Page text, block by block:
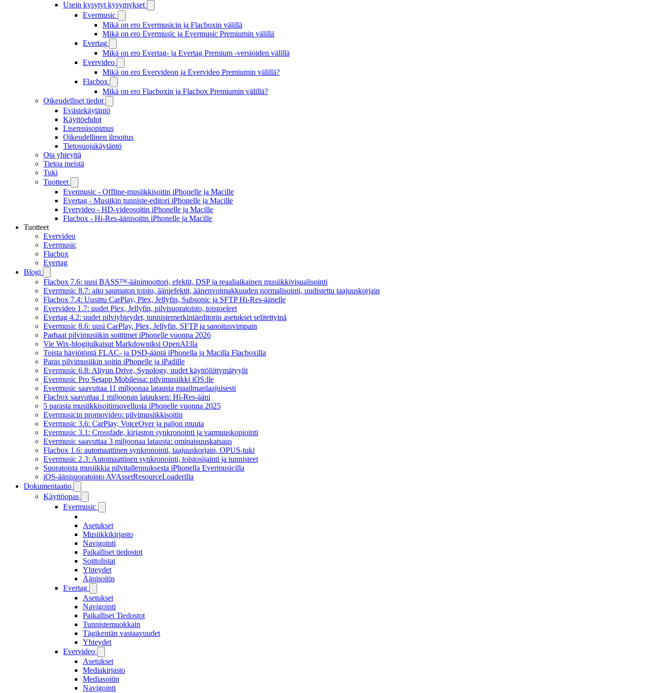
Usein kysytyt kysymykset
Evermusic
Mikä on ero Evermusicin ja Flacboxin välillä
Mikä on ero Evermusic ja Evermusic Premiumin välillä
Evertag
Mikä on ero Evertag- ja Evertag Premium -versioiden välillä
Evervideo
Mikä on ero Evervideon ja Evervideo Premiumin välillä?
Flacbox
Mikä on ero Flacboxin ja Flacbox Premiumin välillä?
Oikeudelliset tiedot
Evästekäytäntö
Käyttöehdot
Lisenssisopimus
Oikeudellinen ilmoitus
Tietosuojakäytäntö
Ota yhteyttä
Tietoa meistä
Tuki
Tuotteet
Evermusic - Offline-musiikkisoitin iPhonelle ja Macille
Evertag - Musiikin tunniste-editori iPhonelle ja Macille
Evervideo - HD-videosoitin iPhonelle ja Macille
Flacbox - Hi-Res-äänisoitin iPhonelle ja Macille
Tuotteet
Evervideo
Evermusic
Flacbox
Evertag
Blogi
Flacbox 7.6: uusi BASS™-äänimoottori, efektit, DSP ja reaaliaikainen musiikkivisualisointi
Evermusic 8.7: aito saumaton toisto, ääniefektit, äänenvoimakkuuden normalisointi, uudistettu taajuuskorjain
Flacbox 7.4: Uusittu CarPlay, Plex, Jellyfin, Subsonic ja SFTP Hi-Res-äänelle
Evervideo 1.7: uudet Plex, Jellyfin, pilvisuoratoisto, toistoeleet
Evertag 4.2: uudet pilviyhteydet, tunnistemerkintäeditorin asetukset selitettyinä
Evermusic 8.6: uusi CarPlay, Plex, Jellyfin, SFTP ja sanoitusvimpain
Parhaat pilvimusiikin soittimet iPhonelle vuonna 2026
Vie Wix-blogijulkaisut Markdowniksi OpenAI:lla
Toista häviötöntä FLAC- ja DSD-ääntä iPhonella ja Macilla Flacboxilla
Paras pilvimusiikin soitin iPhonelle ja iPadille
Evermusic 6.8: Aliyun Drive, Synology, uudet käyttöliittymätyylit
Evermusic Pro Setapp Mobilessa: pilvimusiikki iOS:lle
Evermusic saavuttaa 11 miljoonaa latausta maailmanlaajuisesti
Flacbox saavuttaa 1 miljoonan latauksen: Hi-Res-ääni
5 parasta musiikkisoitinsovellusta iPhonelle vuonna 2025
Evermusicin promovideo: pilvimusiikkisoitin
Evermusic 3.6: CarPlay, VoiceOver ja paljon muuta
Evermusic 3.1: Crossfade, kirjaston synkronointi ja varmuuskopiointi
Evermusic saavuttaa 3 miljoonaa latausta: ominaisuuskatsaus
Flacbox 1.6: automaattinen synkronointi, taajuuskorjain, OPUS-tuki
Evermusic 2.3: Automaattinen synkronointi, toistosijainti ja tunnisteet
Suoratoista musiikkia pilvitallennuksesta iPhonella Evermusicilla
iOS-äänisuoratoisto AVAssetResourceLoaderilla
Dokumentaatio
Käyttöopas
Evermusic
Asetukset
Musiikkikirjasto
Navigointi
Paikalliset tiedostot
Soittolistat
Yhteydet
Äänisoitin
Evertag
Asetukset
Navigointi
Paikalliset Tiedostot
Tunnistemuokkain
Tägikentän vastaavuudet
Yhteydet
Evervideo
Asetukset
Mediakirjasto
Mediasoitin
Navigointi